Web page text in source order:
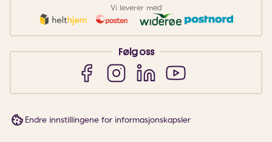
Vi leverer med
Følg oss
Endre innstillingene for informasjonskapsler